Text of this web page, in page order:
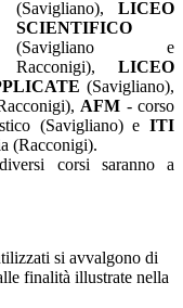
(Savigliano), LICEO
SCIENTIFICO
(Savigliano e
Racconigi), LICEO
(Savigliano),
AFM - corso
(Savigliano) e ITI
(Racconigi).
corsi saranno a
si avvalgono di
finalità illustrate nella